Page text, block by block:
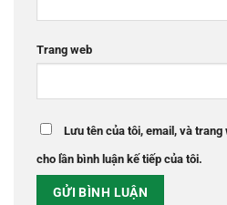
Trang web
Lưu tên của tôi, email, và
cho lần bình luận kế tiếp của tôi.